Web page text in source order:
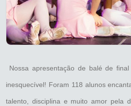
Nossa apresentação de balé de
inesquecível! Foram 118 alunos
talento, disciplina e muito amor pela